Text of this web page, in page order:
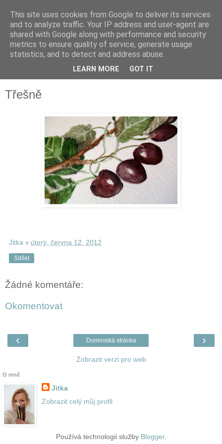
Třešně
Jitka v úterý, června 12, 2012
Sdílet
Žádné komentáře:
Okomentovat
‹ ›
Domovská stránka
Zobrazit verzi pro web
O mně
Jitka
Zobrazit celý můj profil
Používá technologii služby Blogger.
This site uses cookies from Google to deliver its services
and to analyze traffic. Your IP address and user-agent are
shared with Google along with performance and security
metrics to ensure quality of service, generate usage
statistics, and to detect and address abuse.
LEARN MORE GOT IT